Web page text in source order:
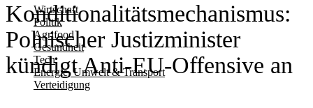
Wirtschaft
Politik
Agrifood
Gesundheit
Tech
Energie, Umwelt & Transport
Verteidigung
Konditionalitätsmechanismus:
Polnischer Justizminister
kündigt Anti-EU-Offensive an